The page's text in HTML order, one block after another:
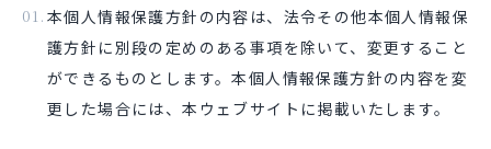
本個人情報保護方針の内容は、法令その他本個人情報保
護方針に別段の定めのある事項を除いて、変更すること
ができるものとします。本個人情報保護方針の内容を変
更した場合には、本ウェブサイトに掲載いたします。